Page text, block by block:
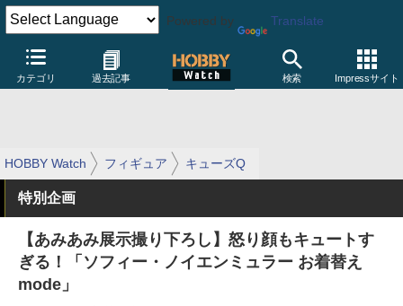
Powered by Translate
カテゴリ 過去記事 検索 Impressサイト
HOBBY Watch フィギュア キューズQ
特別企画
【あみあみ展示撮り下ろし】怒り顔もキュートす
ぎる！「ソフィー・ノイエンミュラー お着替え
mode」